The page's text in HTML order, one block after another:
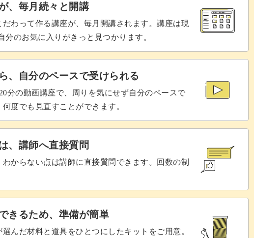
サーと流し型のみ。
最適なレッスンなので、ぜひ初心者の方もご参加ください♪
も役立つ
るには、習慣化が必要です。
、毎月続々と開講
わって作る講座が、毎月開講されます。講座は現
分のお気に入りがきっと見つかります。
、自分のペースで受けられる
分の動画講座で、周りを気にせず自分のペースで
度でも見直すことができます。
、講師へ直接質問
わからない点は講師に直接質問できます。回数の制
きるため、準備が簡単
んだ材料と道具をひとつにしたキットをご用意。